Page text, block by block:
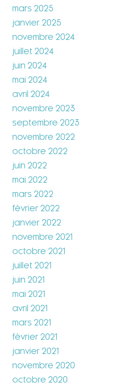
mars 2025
janvier 2025
novembre 2024
juillet 2024
juin 2024
mai 2024
avril 2024
novembre 2023
septembre 2023
novembre 2022
octobre 2022
juin 2022
mai 2022
mars 2022
février 2022
janvier 2022
novembre 2021
octobre 2021
juillet 2021
juin 2021
mai 2021
avril 2021
mars 2021
février 2021
janvier 2021
novembre 2020
octobre 2020